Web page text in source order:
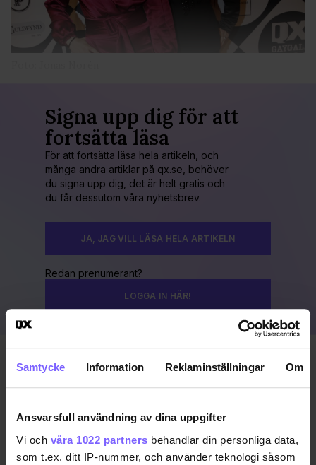
Samtycke Information Reklaminställningar Om
Ansvarsfull användning av dina uppgifter
Vi och våra 1022 partners behandlar din personliga data,
som t.ex. ditt IP-nummer, och använder teknologi såsom
Signa upp dig för att
fortsätta läsa
För att fortsätta läsa hela artikeln, och
många andra artiklar på qx.se, behöver
du signa upp dig, det är helt gratis och
du får dessutom våra nyhetsbrev.
JA, JAG VILL LÄSA HELA ARTIKELN
Redan prenumerant?
LOGGA IN HÄR!
Publicerad 2020-02-03
QX GAYGALA 2020